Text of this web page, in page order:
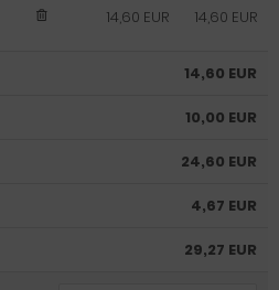
14,60 EUR
14,60 EUR
14,60 EUR
10,00 EUR
24,60 EUR
4,67 EUR
29,27 EUR